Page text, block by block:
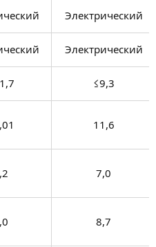
Электрический​
Электрический​
≤9,3​
11,6​
7,0​
8,7​